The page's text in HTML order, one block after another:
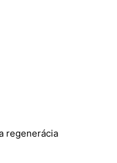
regenerácia